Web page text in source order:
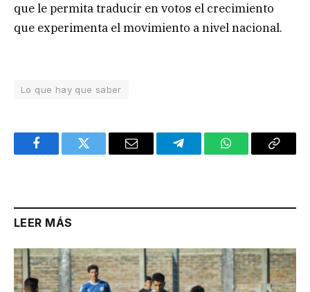
que le permita traducir en votos el crecimiento
que experimenta el movimiento a nivel nacional.
Lo que hay que saber
FacebookTwitter Email TelegramWhatsAppCopy
LEER MÁS